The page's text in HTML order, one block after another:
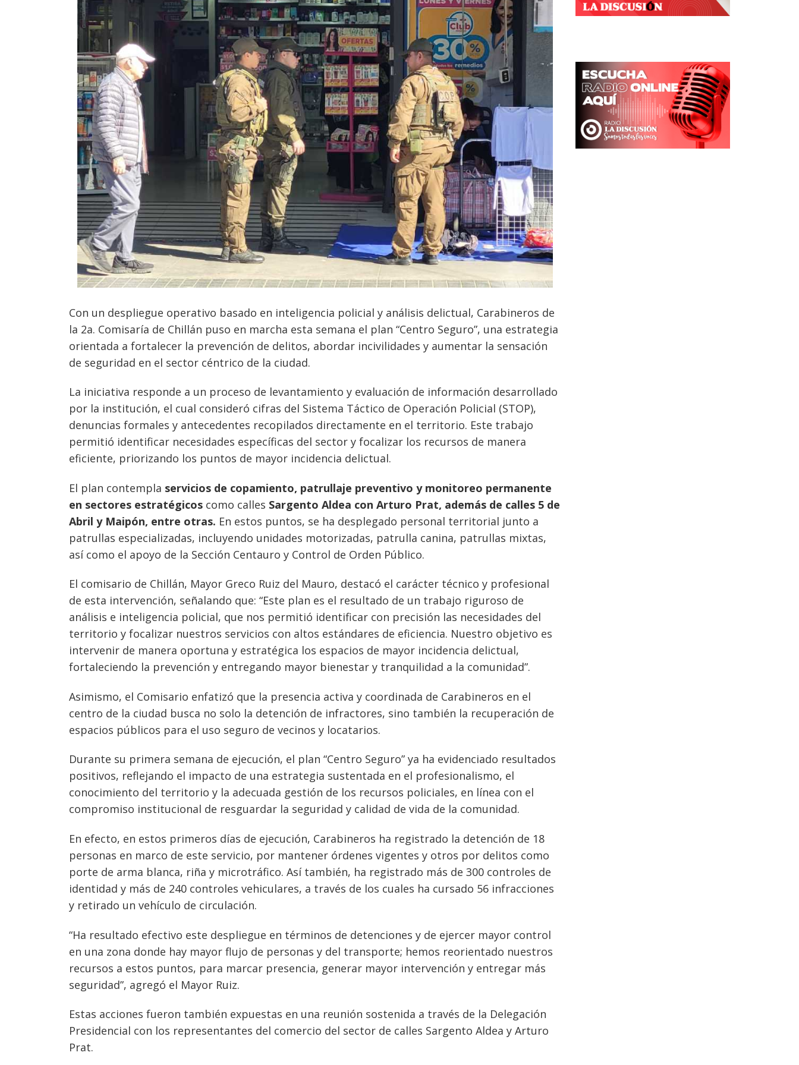
Con un despliegue operativo basado en inteligencia policial y análisis delictual, Carabineros de
la 2a. Comisaría de Chillán puso en marcha esta semana el plan “Centro Seguro”, una estrategia
orientada a fortalecer la prevención de delitos, abordar incivilidades y aumentar la sensación
de seguridad en el sector céntrico de la ciudad.
La iniciativa responde a un proceso de levantamiento y evaluación de información desarrollado
por la institución, el cual consideró cifras del Sistema Táctico de Operación Policial (STOP),
denuncias formales y antecedentes recopilados directamente en el territorio. Este trabajo
permitió identificar necesidades específicas del sector y focalizar los recursos de manera
eficiente, priorizando los puntos de mayor incidencia delictual.
El plan contempla servicios de copamiento, patrullaje preventivo y monitoreo permanente
en sectores estratégicos como calles Sargento Aldea con Arturo Prat, además de calles 5 de
Abril y Maipón, entre otras. En estos puntos, se ha desplegado personal territorial junto a
patrullas especializadas, incluyendo unidades motorizadas, patrulla canina, patrullas mixtas,
así como el apoyo de la Sección Centauro y Control de Orden Público.
El comisario de Chillán, Mayor Greco Ruiz del Mauro, destacó el carácter técnico y profesional
de esta intervención, señalando que: “Este plan es el resultado de un trabajo riguroso de
análisis e inteligencia policial, que nos permitió identificar con precisión las necesidades del
territorio y focalizar nuestros servicios con altos estándares de eficiencia. Nuestro objetivo es
intervenir de manera oportuna y estratégica los espacios de mayor incidencia delictual,
fortaleciendo la prevención y entregando mayor bienestar y tranquilidad a la comunidad”.
Asimismo, el Comisario enfatizó que la presencia activa y coordinada de Carabineros en el
centro de la ciudad busca no solo la detención de infractores, sino también la recuperación de
espacios públicos para el uso seguro de vecinos y locatarios.
Durante su primera semana de ejecución, el plan “Centro Seguro” ya ha evidenciado resultados
positivos, reflejando el impacto de una estrategia sustentada en el profesionalismo, el
conocimiento del territorio y la adecuada gestión de los recursos policiales, en línea con el
compromiso institucional de resguardar la seguridad y calidad de vida de la comunidad.
En efecto, en estos primeros días de ejecución, Carabineros ha registrado la detención de 18
personas en marco de este servicio, por mantener órdenes vigentes y otros por delitos como
porte de arma blanca, riña y microtráfico. Así también, ha registrado más de 300 controles de
identidad y más de 240 controles vehiculares, a través de los cuales ha cursado 56 infracciones
y retirado un vehículo de circulación.
“Ha resultado efectivo este despliegue en términos de detenciones y de ejercer mayor control
en una zona donde hay mayor flujo de personas y del transporte; hemos reorientado nuestros
recursos a estos puntos, para marcar presencia, generar mayor intervención y entregar más
seguridad”, agregó el Mayor Ruiz.
Estas acciones fueron también expuestas en una reunión sostenida a través de la Delegación
Presidencial con los representantes del comercio del sector de calles Sargento Aldea y Arturo
Prat.
Navegación